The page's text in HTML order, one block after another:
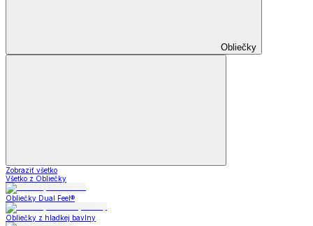
Obliečky
Zobraziť všetko
Všetko z Obliečky
Obliečky Dual Feel®
Obliečky z hladkej bavlny